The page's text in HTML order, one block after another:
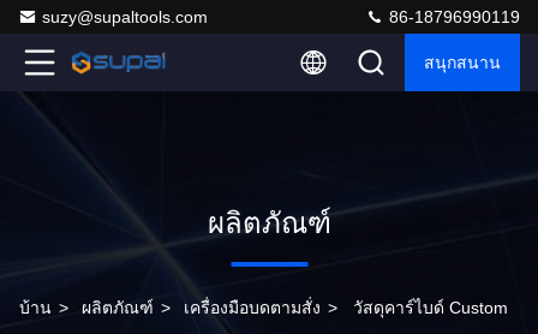
suzy@supaltools.com 86-18796990119
สนุกสนาน
ผลิตภัณฑ์
บ้าน > ผลิตภัณฑ์ > เครื่องมือบดตามสั่ง > วัสดุคาร์ไบด์ Custom